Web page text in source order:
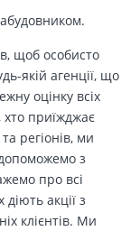
щоб особисто
якій агенції, що
оцінку всіх
хто приїжджає
регіонів, ми
з
про всі
акції з
клієнтів. Ми